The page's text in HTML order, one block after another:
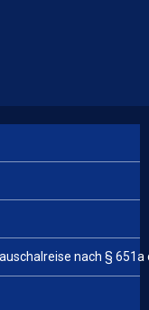
nach §